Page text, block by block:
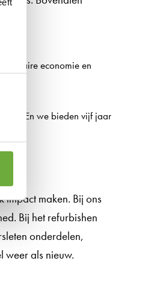
economie en
En we bieden vijf jaar
maken. Bij ons
Bij het refurbishen
onderdelen,
weer als nieuw.